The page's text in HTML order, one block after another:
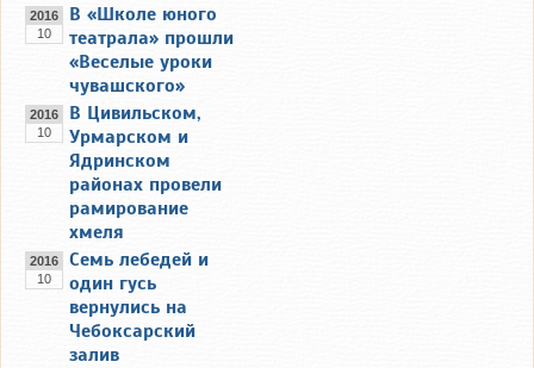
2016
10
В «Школе юного
театрала» прошли
«Веселые уроки
чувашского»
2016
10
В Цивильском,
Урмарском и
Ядринском
районах провели
рамирование
хмеля
2016
10
Семь лебедей и
один гусь
вернулись на
Чебоксарский
залив